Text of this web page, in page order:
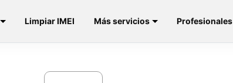
Limpiar IMEI Más servicios Profesionales